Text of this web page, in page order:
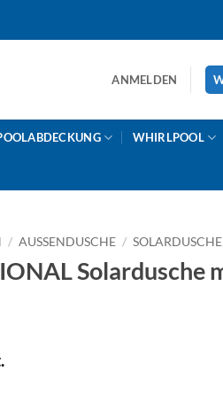
ANMELDEN
WHIRLPOOL
/ AUSSENDUSCHE / SOLARDUSCHE
Solardusche